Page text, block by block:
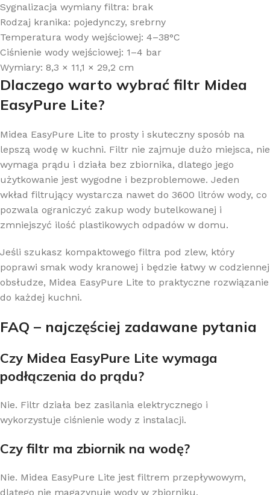
Sygnalizacja wymiany filtra: brak
Rodzaj kranika: pojedynczy, srebrny
Temperatura wody wejściowej: 4–38°C
Ciśnienie wody wejściowej: 1–4 bar
Wymiary: 8,3 × 11,1 × 29,2 cm
Dlaczego warto wybrać filtr Midea
EasyPure Lite?
Midea EasyPure Lite to prosty i skuteczny sposób na
lepszą wodę w kuchni. Filtr nie zajmuje dużo miejsca, nie
wymaga prądu i działa bez zbiornika, dlatego jego
użytkowanie jest wygodne i bezproblemowe. Jeden
wkład filtrujący wystarcza nawet do 3600 litrów wody, co
pozwala ograniczyć zakup wody butelkowanej i
zmniejszyć ilość plastikowych odpadów w domu.
Jeśli szukasz kompaktowego filtra pod zlew, który
poprawi smak wody kranowej i będzie łatwy w codziennej
obsłudze, Midea EasyPure Lite to praktyczne rozwiązanie
do każdej kuchni.
FAQ – najczęściej zadawane pytania
Czy Midea EasyPure Lite wymaga
podłączenia do prądu?
Nie. Filtr działa bez zasilania elektrycznego i
wykorzystuje ciśnienie wody z instalacji.
Czy filtr ma zbiornik na wodę?
Nie. Midea EasyPure Lite jest filtrem przepływowym,
dlatego nie magazynuje wody w zbiorniku.